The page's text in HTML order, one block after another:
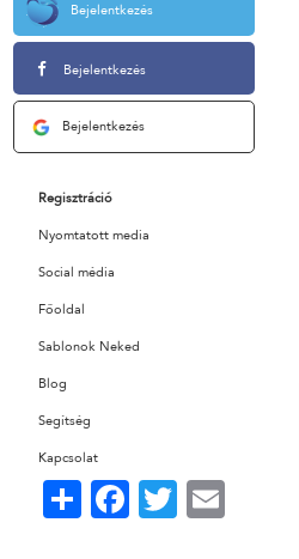
Bejelentkezés
Bejelentkezés
Bejelentkezés
Regisztráció
Nyomtatott media
Social média
Főoldal
Sablonok Neked
Blog
Segítség
Kapcsolat
Share FacebookTwitterEmail